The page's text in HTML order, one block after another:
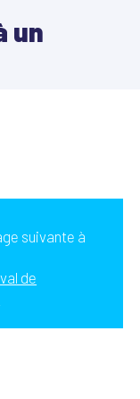
un
suivante à
de